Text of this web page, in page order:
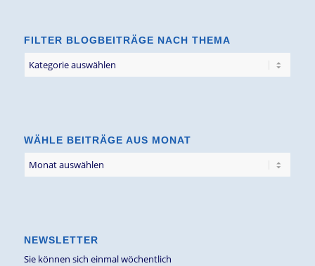
FILTER BLOGBEITRÄGE NACH THEMA
Blogbeiträge
WÄHLE BEITRÄGE AUS MONAT
NEWSLETTER
Sie können sich einmal wöchentlich